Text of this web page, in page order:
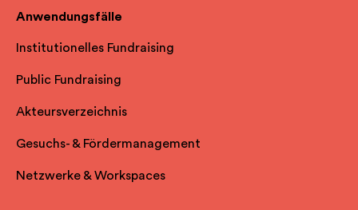
Anwendungsfälle
Institutionelles Fundraising
Public Fundraising
Akteursverzeichnis
Gesuchs- & Fördermanagement
Netzwerke & Workspaces